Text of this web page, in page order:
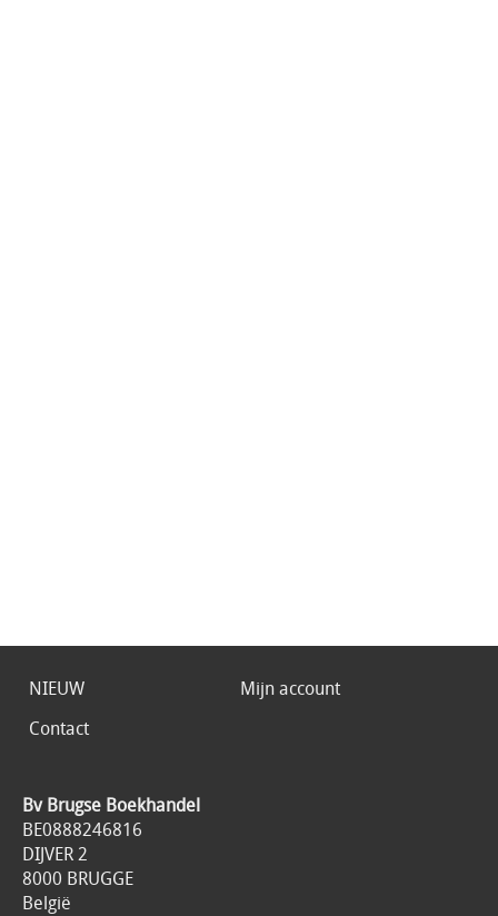
NIEUW
Mijn account
Contact
Bv Brugse Boekhandel
BE0888246816
DIJVER 2
8000 BRUGGE
België